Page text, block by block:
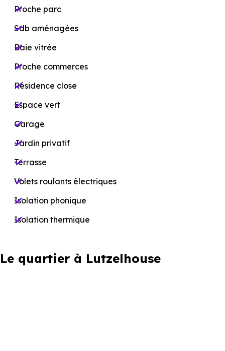
Proche parc
Sdb aménagées
Baie vitrée
Proche commerces
Résidence close
Espace vert
Garage
Jardin privatif
Terrasse
Volets roulants électriques
Isolation phonique
Isolation thermique
Le quartier à Lutzelhouse